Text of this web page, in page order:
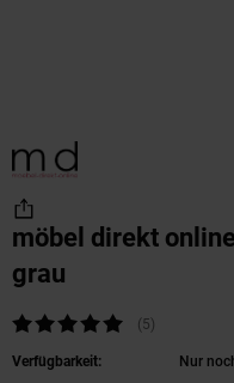
möbel direkt
grau
Kundenbewertung: 4,8 von 5
(5)
Verfügbarkeit:
Nur